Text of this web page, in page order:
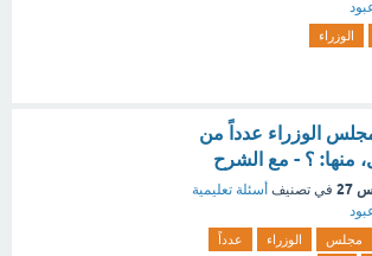
الوزراء
الوزراء عدداً من
منها: ؟ - مع الشرح
27 في تصنيف أسئلة تعليمية
مجلس الوزراء
عدداً